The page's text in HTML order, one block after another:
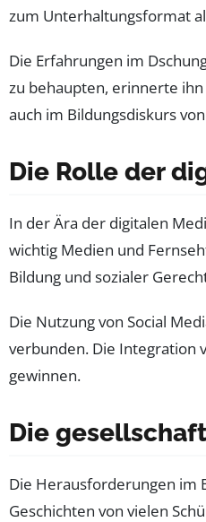
zum Unterhaltungsformat
Die Erfahrungen im
zu behaupten, erinnerte
auch im Bildungsdiskurs
Die Rolle der
In der Ära der digitalen
wichtig Medien und
Bildung und sozialer
Die Nutzung von Social
verbunden. Die Integration
gewinnen.
Die
Die Herausforderungen im
Geschichten von vielen